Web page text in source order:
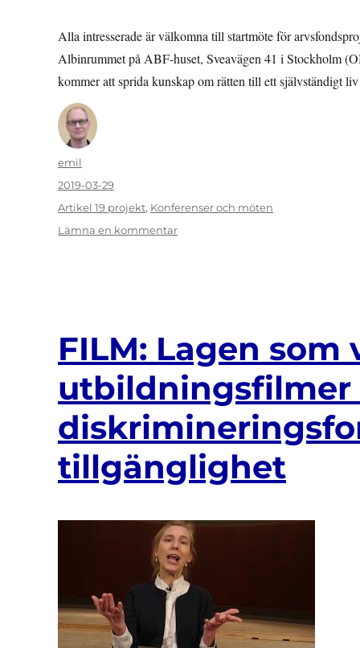
Alla intresserade är välkomna till startmöte för
Albinrummet på ABF-huset, Sveavägen 41 i Stockholm
kommer att sprida kunskap om rätten till ett självständigt
Författare
emil
Publicerat
den
2019-03-29
Kategorier
Artikel 19 projekt, Konferenser och möten
Lämna en kommentartill
verktyg
FILM: Lagen som
utbildningsfilmer
tillgänglighet